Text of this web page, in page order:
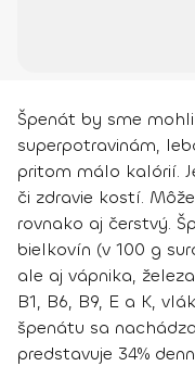
Špenát by sme
superpotravinám,
pritom málo kalórií.
či zdravie kostí.
rovnako aj čerstvý.
bielkovín (v 100 g
ale aj vápnika,
B1, B6, B9, E a K,
špenátu sa
predstavuje 34%